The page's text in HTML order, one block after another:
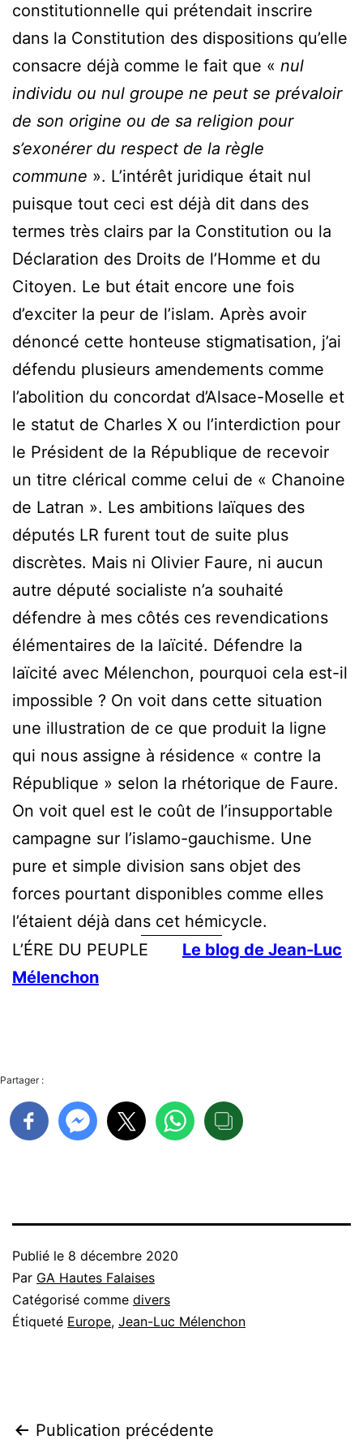
constitutionnelle qui prétendait inscrire
dans la Constitution des dispositions qu’elle
consacre déjà comme le fait que « nul
individu ou nul groupe ne peut se prévaloir
de son origine ou de sa religion pour
s’exonérer du respect de la règle
commune ». L’intérêt juridique était nul
puisque tout ceci est déjà dit dans des
termes très clairs par la Constitution ou la
Déclaration des Droits de l’Homme et du
Citoyen. Le but était encore une fois
d’exciter la peur de l’islam. Après avoir
dénoncé cette honteuse stigmatisation, j’ai
défendu plusieurs amendements comme
l’abolition du concordat d’Alsace-Moselle et
le statut de Charles X ou l’interdiction pour
le Président de la République de recevoir
un titre clérical comme celui de « Chanoine
de Latran ». Les ambitions laïques des
députés LR furent tout de suite plus
discrètes. Mais ni Olivier Faure, ni aucun
autre député socialiste n’a souhaité
défendre à mes côtés ces revendications
élémentaires de la laïcité. Défendre la
laïcité avec Mélenchon, pourquoi cela est-il
impossible ? On voit dans cette situation
une illustration de ce que produit la ligne
qui nous assigne à résidence « contre la
République » selon la rhétorique de Faure.
On voit quel est le coût de l’insupportable
campagne sur l’islamo-gauchisme. Une
pure et simple division sans objet des
forces pourtant disponibles comme elles
l’étaient déjà dans cet hémicycle.
L’ÉRE DU PEUPLE Le blog de Jean-Luc
Mélenchon
Partager :
Publié le 8 décembre 2020
Par GA Hautes Falaises
Catégorisé comme divers
Étiqueté Europe, Jean-Luc Mélenchon
Navigation
Publication précédente